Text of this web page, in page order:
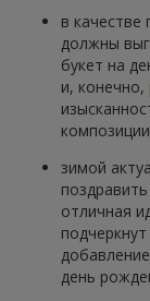
в
должны
букет на
и, конечно,
зимой
отличная
день